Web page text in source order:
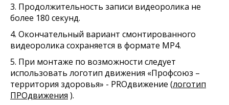
3. Продолжительность записи видеоролика не
более 180 секунд.
4. Окончательный вариант смонтированного
видеоролика сохраняется в формате МP4.
5. При монтаже по возможности следует
использовать логотип движения «Профсоюз –
территория здоровья» - PROдвижение (логотип
ПРОдвижения ).